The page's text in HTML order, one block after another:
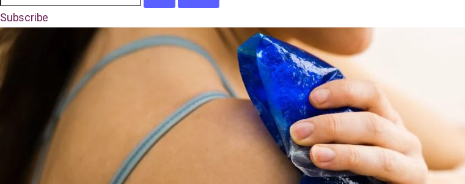
Subscribe